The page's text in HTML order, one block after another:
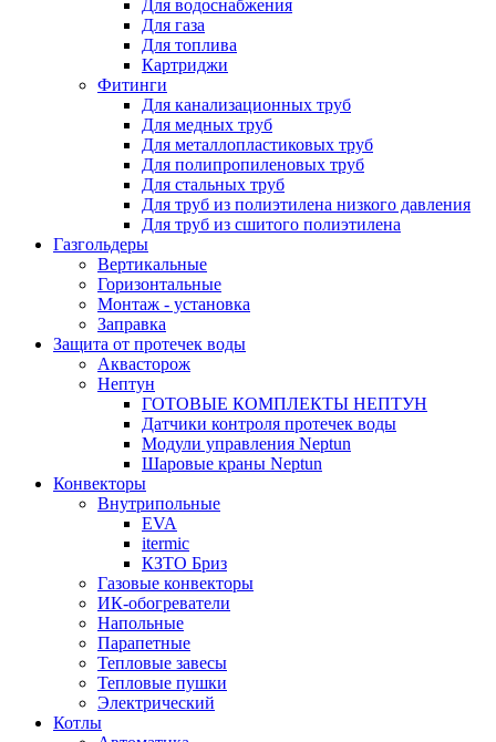
Для водоснабжения
Для газа
Для топлива
Картриджи
Фитинги
Для канализационных труб
Для медных труб
Для металлопластиковых труб
Для полипропиленовых труб
Для стальных труб
Для труб из полиэтилена низкого давления
Для труб из сшитого полиэтилена
Газгольдеры
Вертикальные
Горизонтальные
Монтаж - установка
Заправка
Защита от протечек воды
Аквасторож
Нептун
ГОТОВЫЕ КОМПЛЕКТЫ НЕПТУН
Датчики контроля протечек воды
Модули управления Neptun
Шаровые краны Neptun
Конвекторы
Внутрипольные
EVA
itermic
КЗТО Бриз
Газовые конвекторы
ИК-обогреватели
Напольные
Парапетные
Тепловые завесы
Тепловые пушки
Электрический
Котлы